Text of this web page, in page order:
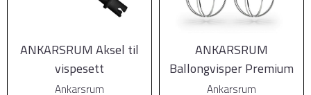
ANKARSRUM Aksel til
vispesett
Ankarsrum
ANKARSRUM
Ballongvisper Premium
Ankarsrum